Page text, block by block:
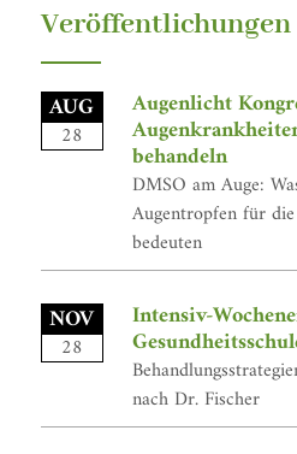
Veröffentlichungen
AUG
28
Augenlicht
behandeln
DMSO am Auge:
Augentropfen für
bedeuten
NOV
28
Intensiv-
nach Dr. Fischer